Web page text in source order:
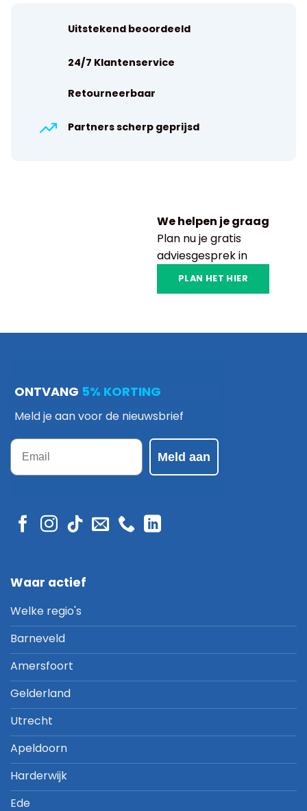
We helpen je graag
Plan nu je gratis
adviesgesprek in
PLAN HET HIER
Uitstekend beoordeeld
24/7 Klantenservice
Retourneerbaar
Partners scherp geprijsd
ONTVANG 5% KORTING
Meld je aan voor de nieuwsbrief
Email
Meld aan
Waar actief
Welke regio's
Barneveld
Amersfoort
Gelderland
Utrecht
Apeldoorn
Harderwijk
Ede